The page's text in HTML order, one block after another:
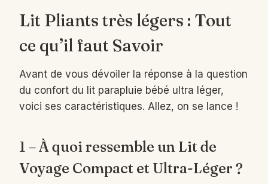
Lit Pliants très légers : Tout
ce qu’il faut Savoir
Avant de vous dévoiler la réponse à la question
du confort du lit parapluie bébé ultra léger,
voici ses caractéristiques. Allez, on se lance !
1 – À quoi ressemble un Lit de
Voyage Compact et Ultra-Léger ?